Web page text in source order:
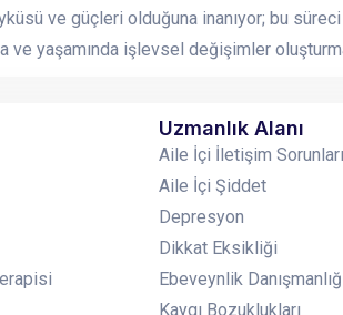
ve güçleri olduğuna inanıyor; bu süreci
ve yaşamında işlevsel değişimler
Uzmanlık Alanı
Aile İçi İletişim Sorunları
Aile İçi Şiddet
Depresyon
Dikkat Eksikliği
Ebeveynlik
Kaygı Bozuklukları